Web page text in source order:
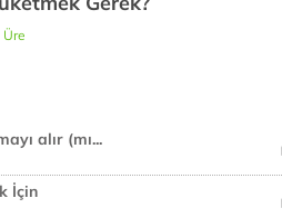
alır (mı...
İçin